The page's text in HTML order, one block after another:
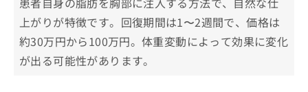
上がりが特徴です。回復期間は1〜2週間で、価格は
約30万円から100万円。体重変動によって効果に変化
が出る可能性があります。